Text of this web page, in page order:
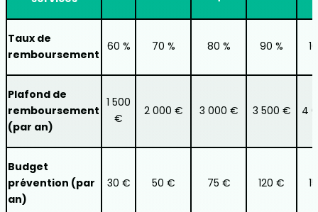
Taux de
remboursement
60 % 70 % 80 % 90 %
Plafond de
remboursement
(par an)
1 500
€
2 000 € 3 000 € 3 500 € 4
Budget
prévention (par
an)
30 € 50 € 75 € 120 €